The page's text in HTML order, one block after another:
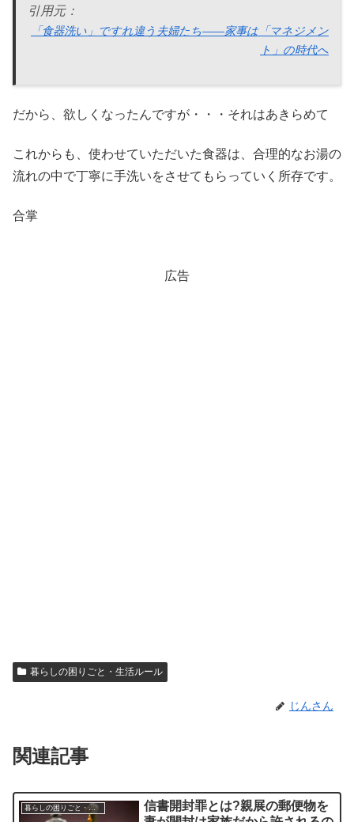
引用元：
「食器洗い」ですれ違う夫婦たち――家事は「マネジメン
ト」の時代へ
だから、欲しくなったんですが・・・それはあきらめて
これからも、使わせていただいた食器は、合理的なお湯の
流れの中で丁寧に手洗いをさせてもらっていく所存です。
合掌
広告
暮らしの困りごと・生活ルール
じんさん
関連記事
暮らしの困りごと・生活ルール
信書開封罪とは?親展の郵便物を